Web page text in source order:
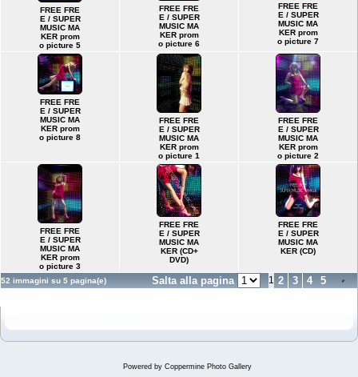
FREE FRE
E / SUPER
MUSIC MA
KER prom
o picture 5
FREE FRE
E / SUPER
MUSIC MA
KER prom
o picture 6
FREE FRE
E / SUPER
MUSIC MA
KER prom
o picture 7
FREE FRE
E / SUPER
MUSIC MA
KER prom
o picture 8
FREE FRE
E / SUPER
MUSIC MA
KER prom
o picture 1
FREE FRE
E / SUPER
MUSIC MA
KER prom
o picture 2
FREE FRE
E / SUPER
MUSIC MA
KER prom
o picture 3
FREE FRE
E / SUPER
MUSIC MA
KER (CD+
DVD)
FREE FRE
E / SUPER
MUSIC MA
KER (CD)
52 immagini su 5 pagina(e) Salta alla pagina 1 2 3 4 5
Powered by Coppermine Photo Gallery